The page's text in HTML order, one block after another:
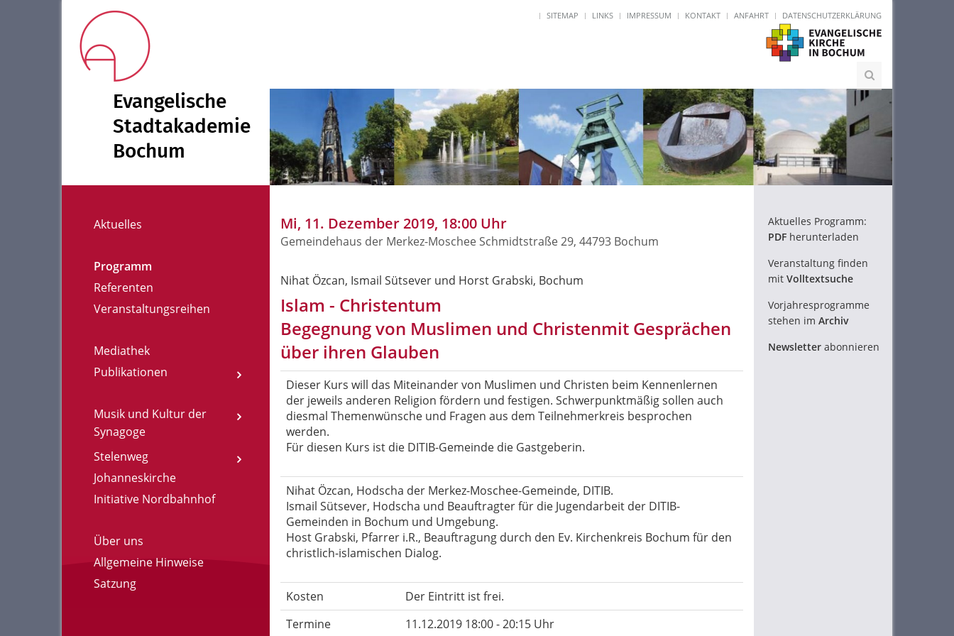
SITEMAP LINKS IMPRESSUM KONTAKT ANFAHRT DATENSCHUTZERKLÄRUNG
Evangelische
Stadtakademie
Bochum
Aktuelles
Programm
Referenten
Veranstaltungsreihen
Mediathek
Publikationen
Musik und Kultur der
Synagoge
Stelenweg
Johanneskirche
Initiative Nordbahnhof
Über uns
Allgemeine Hinweise
Satzung
Mi, 11. Dezember 2019, 18:00 Uhr
Gemeindehaus der Merkez-Moschee Schmidtstraße 29, 44793 Bochum
Nihat Özcan, Ismail Sütsever und Horst Grabski, Bochum
Islam - Christentum
Begegnung von Muslimen und Christenmit Gesprächen
über ihren Glauben
Dieser Kurs will das Miteinander von Muslimen und Christen beim Kennenlernen
der jeweils anderen Religion fördern und festigen. Schwerpunktmäßig sollen auch
diesmal Themenwünsche und Fragen aus dem Teilnehmerkreis besprochen
werden.
Für diesen Kurs ist die DITIB-Gemeinde die Gastgeberin.
Nihat Özcan, Hodscha der Merkez-Moschee-Gemeinde, DITIB.
Ismail Sütsever, Hodscha und Beauftragter für die Jugendarbeit der DITIB-
Gemeinden in Bochum und Umgebung.
Host Grabski, Pfarrer i.R., Beauftragung durch den Ev. Kirchenkreis Bochum für den
christlich-islamischen Dialog.
Kosten
Der Eintritt ist frei.
Termine
11.12.2019 18:00 - 20:15 Uhr
Aktuelles Programm:
PDF herunterladen
Veranstaltung finden
mit Volltextsuche
Vorjahresprogramme
stehen im Archiv
Newsletter abonnieren